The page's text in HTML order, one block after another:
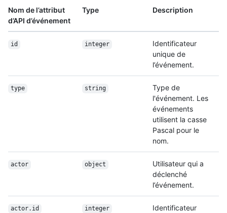
Nom de l’attribut
d’API d’événement
Type Description
id integer
Identificateur
unique de
l’événement.
type string
Type de
l'événement. Les
événements
utilisent la casse
Pascal pour le
nom.
actor object
Utilisateur qui a
déclenché
l’événement.
actor.id integer
Identificateur